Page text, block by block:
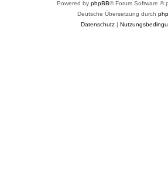
Powered by phpBB® Forum Software ©
Deutsche Übersetzung durch
Datenschutz|